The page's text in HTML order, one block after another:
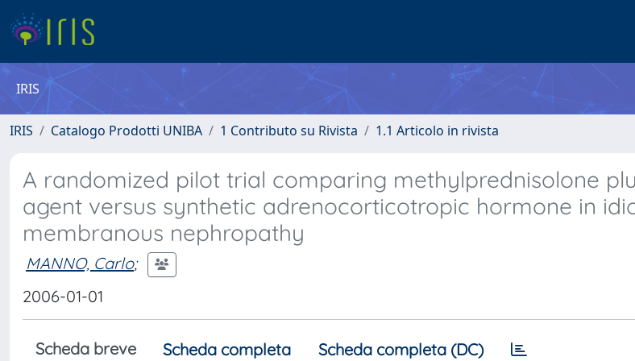
IRIS
IRIS Catalogo Prodotti UNIBA 1 Contributo su Rivista 1.1 Articolo in rivista
A randomized pilot trial comparing methylprednisolone
agent versus synthetic adrenocorticotropic hormone in
membranous nephropathy
MANNO, Carlo;
2006-01-01
Scheda breve Scheda completa Scheda completa (DC)